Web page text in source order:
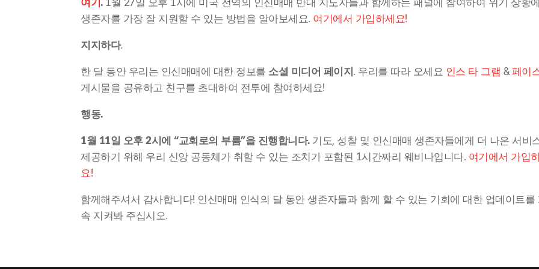
생존자를 가장 잘 지원할 수 있는 방법을 알아보세요. 여기에서 가입하세요!
지지하다.
한 달 동안 우리는 인신매매에 대한 정보를 소셜 미디어 페이지. 우리를 따라 오세요 인스 타 그램 & 페이
게시물을 공유하고 친구를 초대하여 전투에 참여하세요!
행동.
1월 11일 오후 2시에 “교회로의 부름”을 진행합니다. 기도, 성찰 및 인신매매 생존자들에게 더 나은 서비
제공하기 위해 우리 신앙 공동체가 취할 수 있는 조치가 포함된 1시간짜리 웨비나입니다. 여기에서 가입
요!
함께해주셔서 감사합니다! 인신매매 인식의 달 동안 생존자들과 함께 할 수 있는 기회에 대한 업데이트를
속 지켜봐 주십시오.